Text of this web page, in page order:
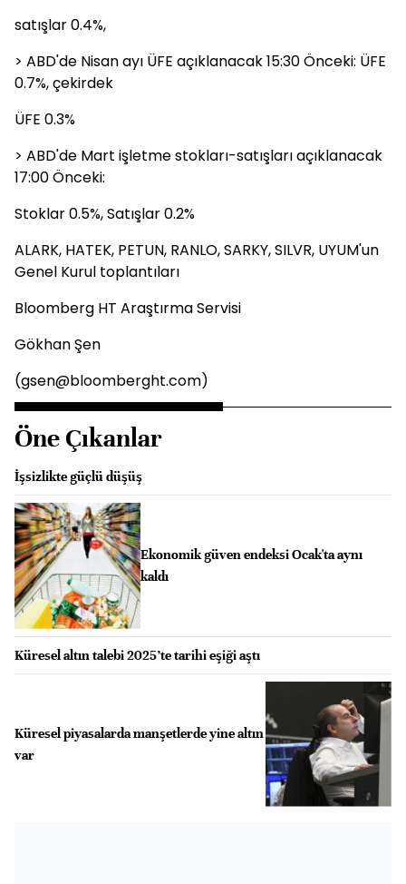
satışlar 0.4%,
> ABD'de Nisan ayı ÜFE açıklanacak 15:30 Önceki: ÜFE
0.7%, çekirdek
ÜFE 0.3%
> ABD'de Mart işletme stokları-satışları açıklanacak
17:00 Önceki:
Stoklar 0.5%, Satışlar 0.2%
ALARK, HATEK, PETUN, RANLO, SARKY, SILVR, UYUM'un
Genel Kurul toplantıları
Bloomberg HT Araştırma Servisi
Gökhan Şen
(gsen@bloomberght.com)
Öne Çıkanlar
İşsizlikte güçlü düşüş
Ekonomik güven endeksi Ocak'ta aynı
kaldı
Küresel altın talebi 2025’te tarihi eşiği aştı
Küresel piyasalarda manşetlerde yine altın
var